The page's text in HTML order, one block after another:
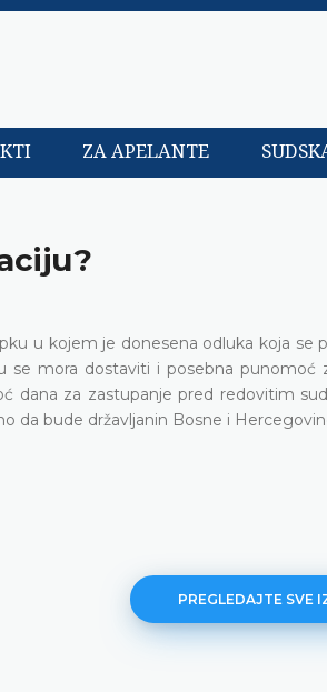
ZA APELANTE
u kojem je donesena odluka koja se
se mora dostaviti i posebna punomoć
za zastupanje pred redovitim
da bude državljanin Bosne i
PREGLEDAJTE SVE